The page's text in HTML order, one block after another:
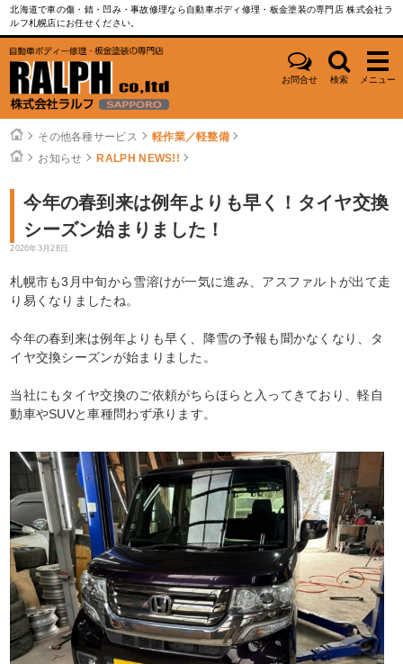
北海道で車の傷・錆・凹み・事故修理なら自動車ボディ修理・板金塗装の専門店 株式会社ラ
ルフ札幌店にお任せください。
お問合せ 検索 メニュー
その他各種サービス
軽作業／軽整備
お知らせ
RALPH NEWS!!
今年の春到来は例年よりも早く！タイヤ交換
シーズン始まりました！
2026年3月28日
札幌市も3月中旬から雪溶けが一気に進み、アスファルトが出て走
り易くなりましたね。
今年の春到来は例年よりも早く、降雪の予報も聞かなくなり、タ
イヤ交換シーズンが始まりました。
当社にもタイヤ交換のご依頼がちらほらと入ってきており、軽自
動車やSUVと車種問わず承ります。